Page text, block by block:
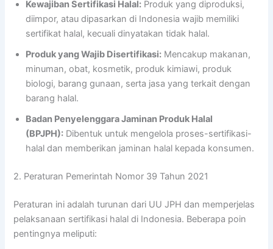
Kewajiban Sertifikasi Halal: Produk yang diproduksi,
diimpor, atau dipasarkan di Indonesia wajib memiliki
sertifikat halal, kecuali dinyatakan tidak halal.
Produk yang Wajib Disertifikasi: Mencakup makanan,
minuman, obat, kosmetik, produk kimiawi, produk
biologi, barang gunaan, serta jasa yang terkait dengan
barang halal.
Badan Penyelenggara Jaminan Produk Halal
(BPJPH): Dibentuk untuk mengelola proses-sertifikasi-
halal dan memberikan jaminan halal kepada konsumen.
2. Peraturan Pemerintah Nomor 39 Tahun 2021
Peraturan ini adalah turunan dari UU JPH dan memperjelas
pelaksanaan sertifikasi halal di Indonesia. Beberapa poin
pentingnya meliputi: